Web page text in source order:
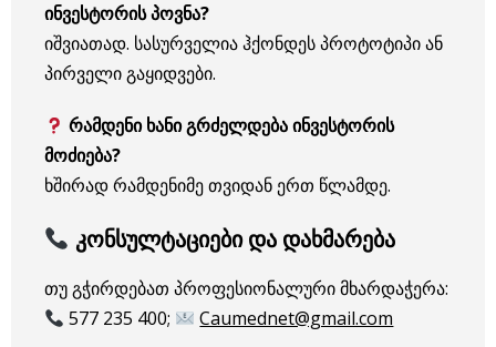
ინვესტორის პოვნა?
იშვიათად. სასურველია ჰქონდეს პროტოტიპი ან
პირველი გაყიდვები.
რამდენი ხანი გრძელდება ინვესტორის
მოძიება?
ხშირად რამდენიმე თვიდან ერთ წლამდე.
კონსულტაციები და დახმარება
თუ გჭირდებათ პროფესიონალური მხარდაჭერა:
577 235 400;
Caumednet@gmail.com